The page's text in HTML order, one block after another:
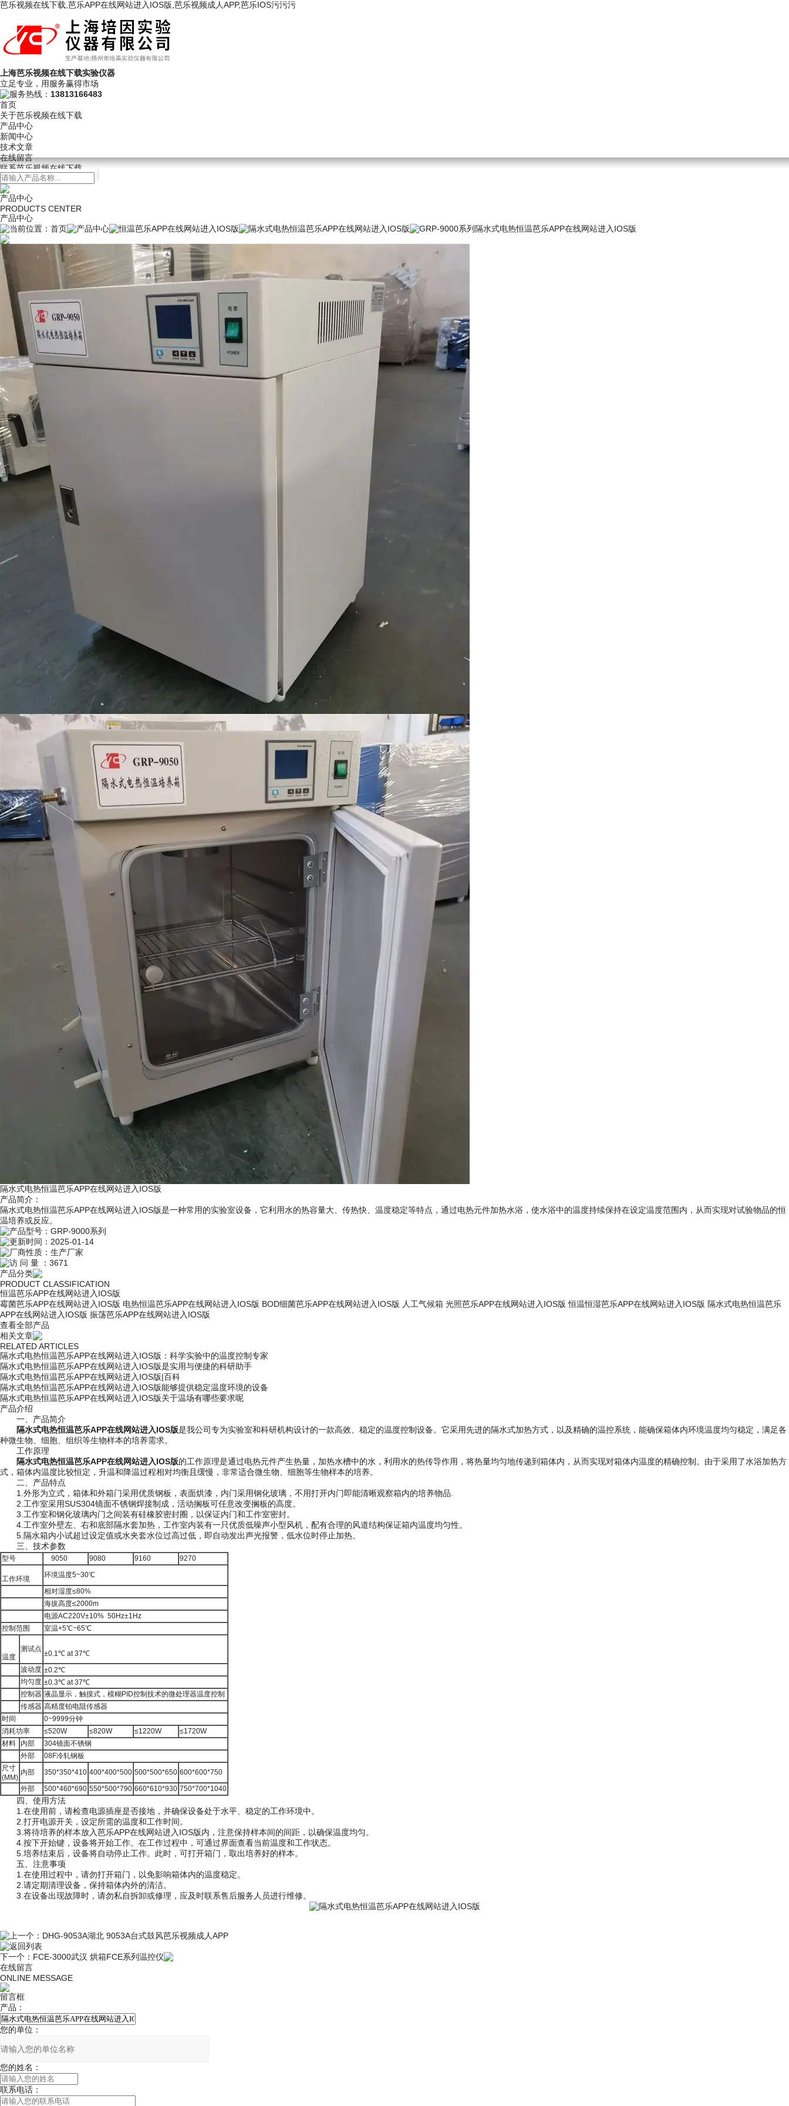
芭乐视频在线下载,芭乐APP在线网站进入IOS版,芭乐视频成人APP,芭乐IOS污污污
上海芭乐视频在线下载实验仪器
立足专业，用服务赢得市场
服务热线： 13813166483
首页
关于芭乐视频在线下载
产品中心
新闻中心
技术文章
在线留言
联系芭乐视频在线下载
产品中心
PRODUCTS CENTER
产品中心
当前位置： 首页 产品中心 恒温芭乐APP在线网站进入IOS版 隔水式电热恒温芭乐APP在线网站进入IOS版 GRP-9000系列隔水式电热恒温芭乐APP在线网站进入IOS版
隔水式电热恒温芭乐APP在线网站进入IOS版
产品简介：
隔水式电热恒温芭乐APP在线网站进入IOS版是一种常用的实验室设备，它利用水的热容量大、传热快、温度稳定等特点，通过电热元件加热水浴，使水浴中的温度持续保持在设定温度范围内，从而实现对试验物品的恒
温培养或反应。
产品型号： GRP-9000系列
更新时间： 2025-01-14
厂商性质： 生产厂家
访 问 量 ： 3671
产品分类
PRODUCT CLASSIFICATION
恒温芭乐APP在线网站进入IOS版
霉菌芭乐APP在线网站进入IOS版 电热恒温芭乐APP在线网站进入IOS版 BOD细菌芭乐APP在线网站进入IOS版 人工气候箱 光照芭乐APP在线网站进入IOS版 恒温恒湿芭乐APP在线网站进入IOS版 隔水式电热恒温芭乐
APP在线网站进入IOS版 振荡芭乐APP在线网站进入IOS版
查看全部产品
相关文章
RELATED ARTICLES
隔水式电热恒温芭乐APP在线网站进入IOS版：科学实验中的温度控制专家
隔水式电热恒温芭乐APP在线网站进入IOS版是实用与便捷的科研助手
隔水式电热恒温芭乐APP在线网站进入IOS版|百科
隔水式电热恒温芭乐APP在线网站进入IOS版能够提供稳定温度环境的设备
隔水式电热恒温芭乐APP在线网站进入IOS版关于温场有哪些要求呢
产品介绍
一、产品简介
隔水式电热恒温芭乐APP在线网站进入IOS版是我公司专为实验室和科研机构设计的一款高效、稳定的温度控制设备。它采用先进的隔水式加热方式，以及精确的温控系统，能确保箱体内环境温度均匀稳定，满足各
种微生物、细胞、组织等生物样本的培养需求。
工作原理
隔水式电热恒温芭乐APP在线网站进入IOS版的工作原理是通过电热元件产生热量，加热水槽中的水，利用水的热传导作用，将热量均匀地传递到箱体内，从而实现对箱体内温度的精确控制。由于采用了水浴加热方
式，箱体内温度比较恒定，升温和降温过程相对均衡且缓慢，非常适合微生物、细胞等生物样本的培养。
二、产品特点
1.外形为立式，箱体和外箱门采用优质钢板，表面烘漆，内门采用钢化玻璃，不用打开内门即能清晰观察箱内的培养物品.
2.工作室采用SUS304镜面不锈钢焊接制成，活动搁板可任意改变搁板的高度。
3.工作室和钢化玻璃内门之间装有硅橡胶密封圈，以保证内门和工作室密封。
4.工作室外壁左、右和底部隔水套加热，工作室内装有一只优质低噪声小型风机，配有合理的风道结构保证箱内温度均匀性。
5.隔水箱内小试超过设定值或水夹套水位过高过低，即自动发出声光报警，低水位时停止加热。
三、技术参数
型号 9050 9080 9160 9270
工作环境
环境温度5~30℃
相对湿度≤80%
海拔高度≤2000m
电源AC220V±10% 50Hz±1Hz
控制范围
室温+5℃~65℃
温度
测试点
±0.1℃ at 37℃
波动度 ±0.2℃
均匀度 ±0.3℃ at 37℃
控制器 液晶显示，触摸式，模糊PID控制技术的微处理器温度控制
传感器 高精度铂电阻传感器
时间
0~9999分钟
消耗功率
≤520W ≤820W ≤1220W
≤1720W
材料
内部
304镜面不锈钢
外部
08F冷轧钢板
尺寸
(MM)
内部 350*350*410 400*400*500 500*500*650 600*600*750
外部
500*460*690 550*500*790 660*610*930 750*700*1040
四、使用方法
1.在使用前，请检查电源插座是否接地，并确保设备处于水平、稳定的工作环境中。
2.打开电源开关，设定所需的温度和工作时间。
3.将待培养的样本放入芭乐APP在线网站进入IOS版内，注意保持样本间的间距，以确保温度均匀。
4.按下开始键，设备将开始工作。在工作过程中，可通过界面查看当前温度和工作状态。
5.培养结束后，设备将自动停止工作。此时，可打开箱门，取出培养好的样本。
五、注意事项
1.在使用过程中，请勿打开箱门，以免影响箱体内的温度稳定。
2.请定期清理设备，保持箱体内外的清洁。
3.在设备出现故障时，请勿私自拆卸或修理，应及时联系售后服务人员进行维修。
上一个： DHG-9053A湖北 9053A台式鼓风芭乐视频成人APP
返回列表
下一个： FCE-3000武汉 烘箱FCE系列温控仪
在线留言
ONLINE MESSAGE
留言框
产品：
您的单位：
您的姓名：
联系电话：